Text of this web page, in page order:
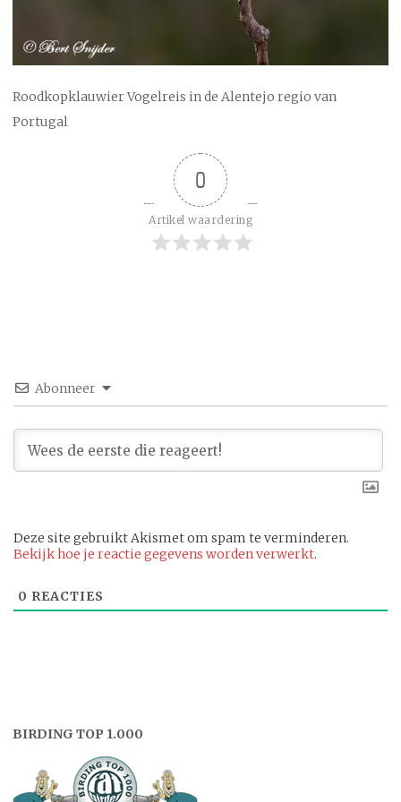
Roodkopklauwier Vogelreis in de Alentejo regio van
Portugal
0
Artikel waardering
Abonneer
Deze site gebruikt Akismet om spam te verminderen.
Bekijk hoe je reactie gegevens worden verwerkt.
0 REACTIES
BIRDING TOP 1.000